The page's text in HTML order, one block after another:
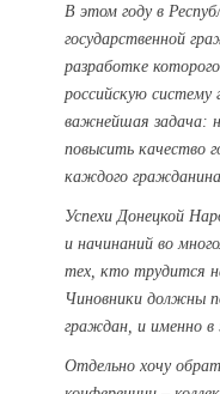
В этом году в
государственной
разработке
российскую
важнейшая задача:
повысить качество
каждого
Успехи Донецкой
и начинаний во
тех, кто трудится
Чиновники должны
граждан, и именно в
Отдельно хочу